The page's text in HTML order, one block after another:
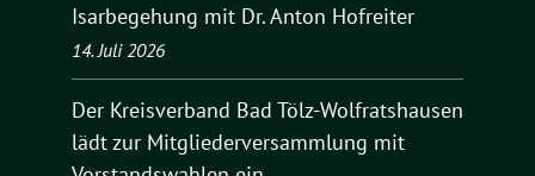
Isarbegehung mit Dr. Anton Hofreiter
14. Juli 2026
Der Kreisverband Bad Tölz-Wolfratshausen
lädt zur Mitgliederversammlung mit